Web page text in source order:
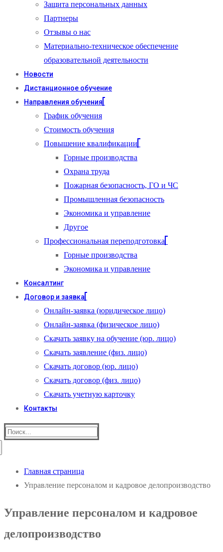
Защита персональных данных
Партнеры
Отзывы о нас
Материально-техническое обеспечение
образовательной деятельности
Новости
Дистанционное обучение
Направления обучения
График обучения
Стоимость обучения
Повышение квалификации
Горные производства
Охрана труда
Пожарная безопасность, ГО и ЧС
Промышленная безопасность
Экономика и управление
Другое
Профессиональная переподготовка
Горные производства
Экономика и управление
Консалтинг
Договор и заявка
Онлайн-заявка (юридическое лицо)
Онлайн-заявка (физическое лицо)
Скачать заявку на обучение (юр. лицо)
Скачать заявление (физ. лицо)
Скачать договор (юр. лицо)
Скачать договор (физ. лицо)
Скачать учетную карточку
Контакты
Найти:
Главная страница
Управление персоналом и кадровое делопроизводство
Управление персоналом и кадровое
делопроизводство